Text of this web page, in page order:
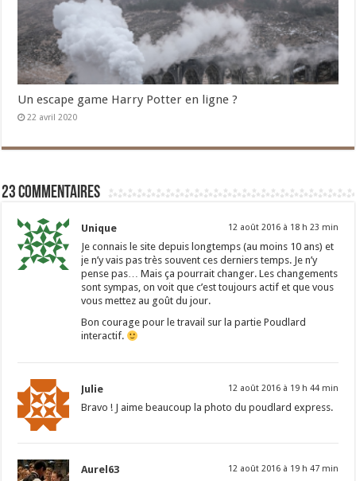
Un escape game Harry Potter en ligne ?
22 avril 2020
23 commentaires
Unique 12 août 2016 à 18 h 23 min
Je connais le site depuis longtemps (au moins 10 ans) et
je n’y vais pas très souvent ces derniers temps. Je n’y
pense pas… Mais ça pourrait changer. Les changements
sont sympas, on voit que c’est toujours actif et que vous
vous mettez au goût du jour.
Bon courage pour le travail sur la partie Poudlard
interactif.
Julie 12 août 2016 à 19 h 44 min
Bravo ! J aime beaucoup la photo du poudlard express.
Aurel63 12 août 2016 à 19 h 47 min